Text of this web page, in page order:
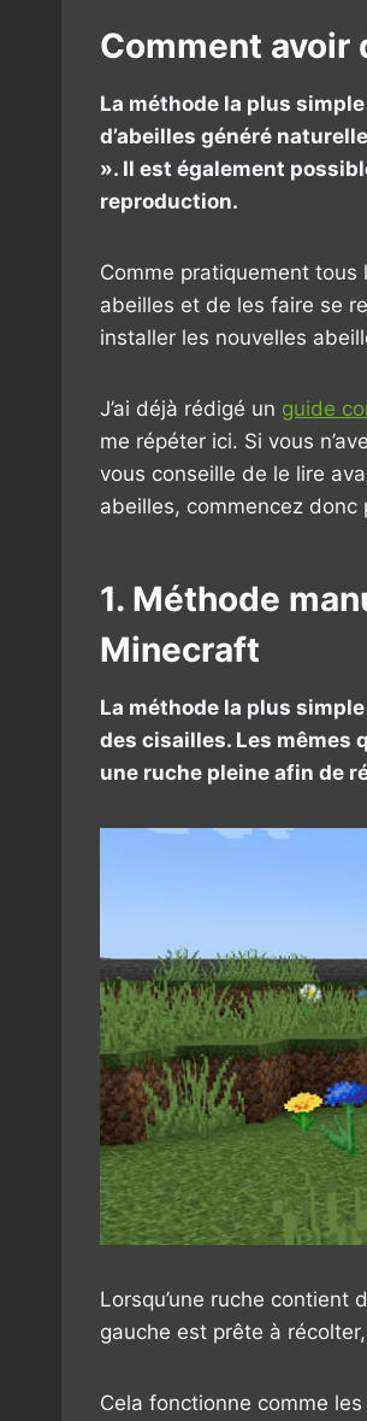
Comment avoir
La méthode la plus
d’abeilles généré
». Il est également
reproduction.
Comme pratiquement
abeilles et de les faire se
installer les nouvelles
J’ai déjà rédigé un guide
me répéter ici. Si vous
vous conseille de le lire
abeilles, commencez donc
1. Méthode
Minecraft
La méthode la plus
des cisailles. Les mêmes
une ruche pleine afin de
Lorsqu’une ruche contient
gauche est prête à
Cela fonctionne comme